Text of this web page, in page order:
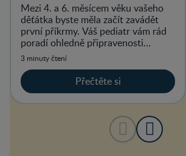
Mezi 4. a 6. měsícem věku vašeho
děťátka byste měla začít zavádět
první příkrmy. Váš pediatr vám rád
poradí ohledně připravenosti
vašeho dítěte na tuhou stravu.
3 minuty čtení
Přečtěte si